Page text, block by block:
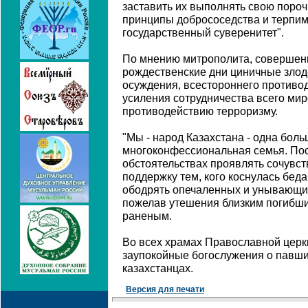
заставить их выполнять свою
принципы добрососедства и
государственный суверенитет".
По мнению митрополита,
рождественские дни циничные
осуждения, всестороннего
усиления сотрудничества всего
противодействию терроризму.
"Мы - народ Казахстана - одна
многоконфессиональная семья.
обстоятельствах проявлять
поддержку тем, кого коснулась
ободрять опечаленных и
пожелав утешения близким
раненым.
Во всех храмах Православной
заупокойные богослужения о
казахстанцах.
Версия для печати